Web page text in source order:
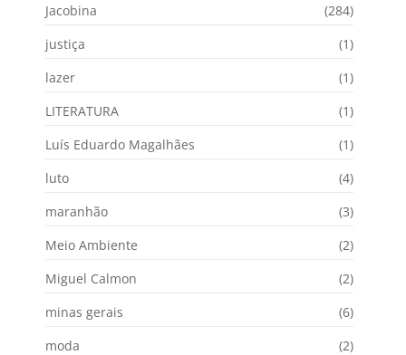
Jacobina
(284)
justiça
(1)
lazer
(1)
LITERATURA
(1)
Luís Eduardo Magalhães
(1)
luto
(4)
maranhão
(3)
Meio Ambiente
(2)
Miguel Calmon
(2)
minas gerais
(6)
moda
(2)